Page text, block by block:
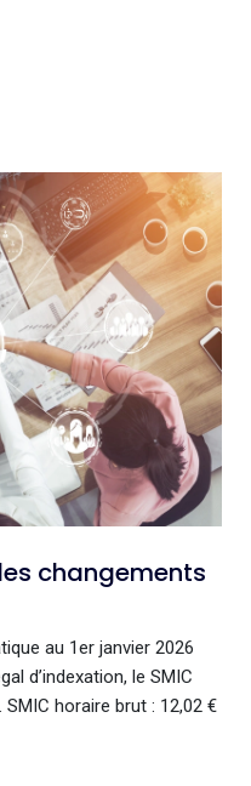
changements
au 1er janvier 2026
d’indexation, le SMIC
horaire brut : 12,02 €